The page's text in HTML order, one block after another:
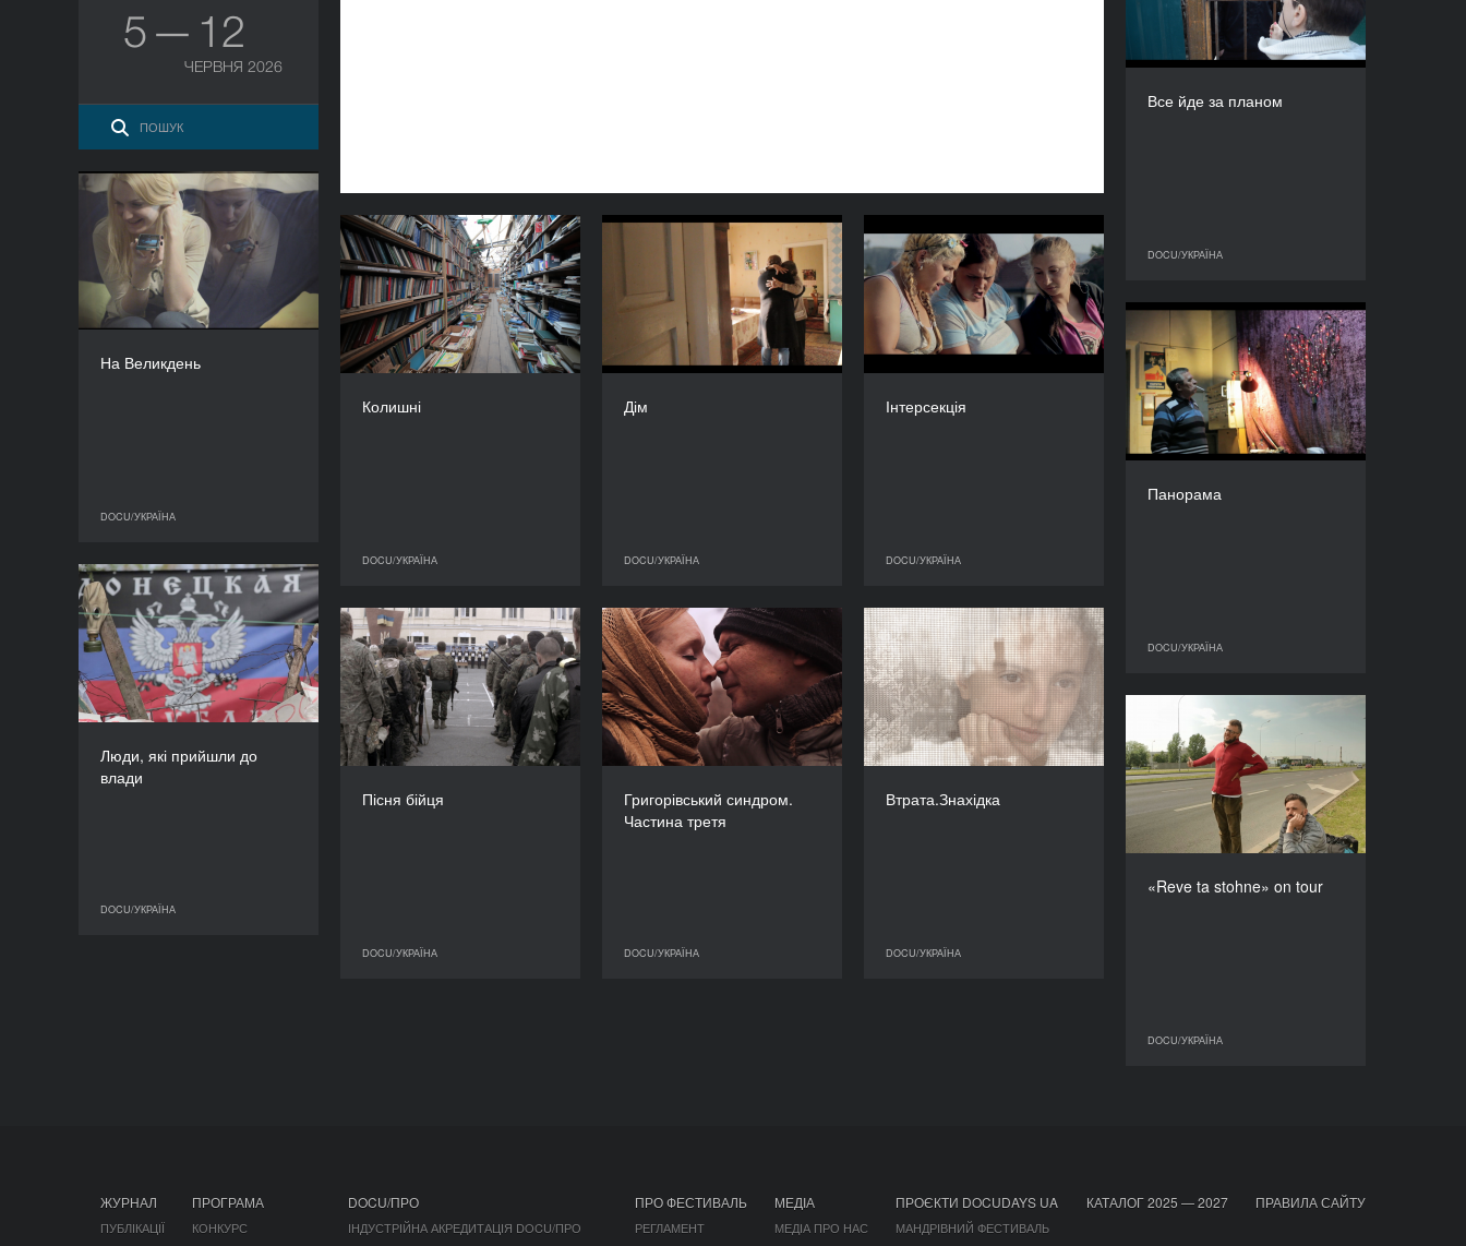
5 — 12
ЧЕРВНЯ 2026
Все йде за планом
DOCU/УКРАЇНА
КРАЇНА
Україна
РЕЖИСЕР/-КА
На Великдень
DOCU/УКРАЇНА
На Великдень
2015
КРАЇНА
Україна
РЕЖИСЕР/-КА
Колишні
DOCU/УКРАЇНА
Колишні
РІК
2015
КРАЇНА
Україна
РЕЖИСЕР/-КА
Дім
DOCU/УКРАЇНА
Дім
РІК
2015
КРАЇНА
Україна
РЕЖИСЕР/-КА
Інтерсекція
DOCU/УКРАЇНА
Інтерсекція
РІК
2015
КРАЇНА
Україна, Румунія
РЕЖИСЕР/-КА
Панорама
DOCU/УКРАЇНА
Панорама
РІК
2015
КРАЇНА
Україна
РЕЖИСЕР/-КА
Люди, які прийшли до
влади
DOCU/УКРАЇНА
Люди, які прийшли до
влади
РІК
2015
КРАЇНА
Україна
Олексій Радинський,
Пісня бійця
DOCU/УКРАЇНА
Пісня бійця
РІК
2016
КРАЇНА
Україна
РЕЖИСЕР/-КА
Григорівський синдром.
Частина третя
DOCU/УКРАЇНА
Григорівський синдром.
Частина третя
РІК
2016
КРАЇНА
Україна
Дмитро Глухенький Втрата.Знахідка
DOCU/УКРАЇНА
Втрата.Знахідка
РІК
2015
КРАЇНА
Україна, Канада
РЕЖИСЕР/-КА
«Reve ta stohne» on tour
DOCU/УКРАЇНА
«Reve ta stohne» on tour
РІК
2016
КРАЇНА
Польща, Україна
РЕЖИСЕР/-КА
ЖУРНАЛ
ПУБЛІКАЦІЇ
ПРОГРАМА
КОНКУРС
DOCU/ПРО
ІНДУСТРІЙНА АКРЕДИТАЦІЯ DOCU/ПРО
ПРО ФЕСТИВАЛЬ
РЕГЛАМЕНТ
МЕДІА
МЕДІА ПРО НАС
ПРОЄКТИ DOCUDAYS UA
МАНДРІВНИЙ ФЕСТИВАЛЬ
КАТАЛОГ 2025 — 2027 ПРАВИЛА САЙТУ